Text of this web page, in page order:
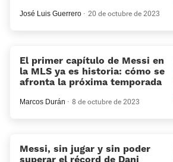
José Luis Guerrero 20 de octubre de 2023
El primer capítulo de Messi en
la MLS ya es historia: cómo se
afronta la próxima temporada
Marcos Durán 8 de octubre de 2023
Messi, sin jugar y sin poder
superar el récord de Dani